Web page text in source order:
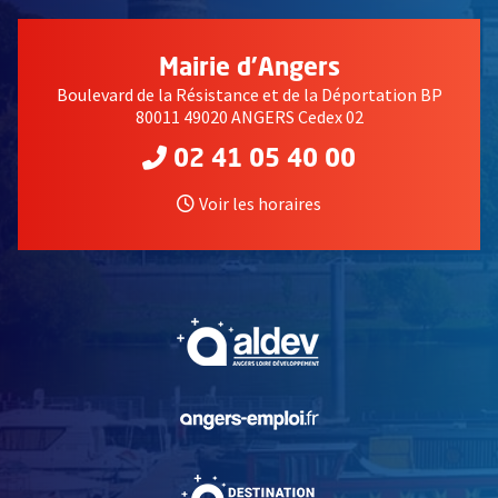
Mairie d'Angers
Boulevard de la Résistance et de la Déportation BP
80011 49020 ANGERS Cedex 02
02 41 05 40 00
Voir les horaires
, Ouvre une nouvelle